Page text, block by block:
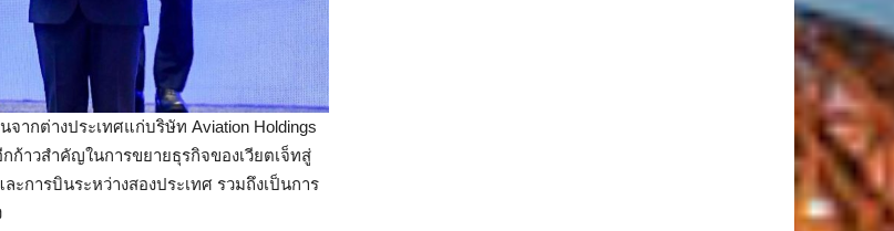
ากต่างประเทศแก่บริษัท Aviation Holdings
ก้าวสำคัญในการขยายธุรกิจของเวียตเจ็ทสู่
การบินระหว่างสองประเทศ รวมถึงเป็นการ